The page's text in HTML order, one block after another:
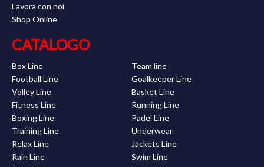
Lavora con noi
Shop Online
CATALOGO
Box Line
Team line
Football Line
Goalkeeper Line
Volley Line
Basket Line
Fitness Line
Running Line
Boxing Line
Padel Line
Training Line
Underwear
Relax Line
Jackets Line
Rain Line
Swim Line